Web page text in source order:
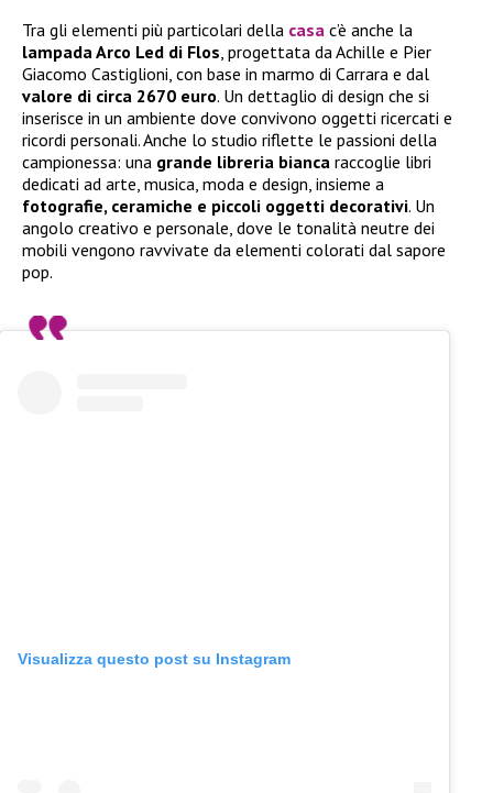
Tra gli elementi più particolari della casa c’è anche la
lampada Arco Led di Flos, progettata da Achille e Pier
Giacomo Castiglioni, con base in marmo di Carrara e dal
valore di circa 2670 euro. Un dettaglio di design che si
inserisce in un ambiente dove convivono oggetti ricercati e
ricordi personali. Anche lo studio riflette le passioni della
campionessa: una grande libreria bianca raccoglie libri
dedicati ad arte, musica, moda e design, insieme a
fotografie, ceramiche e piccoli oggetti decorativi. Un
angolo creativo e personale, dove le tonalità neutre dei
mobili vengono ravvivate da elementi colorati dal sapore
pop.
Visualizza questo post su Instagram